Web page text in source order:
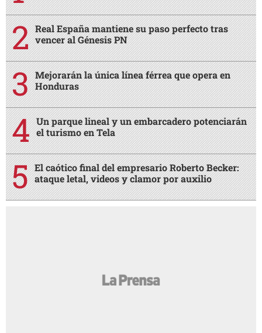
Real España mantiene su paso perfecto tras
vencer al Génesis PN
Mejorarán la única línea férrea que opera en
Honduras
Un parque lineal y un embarcadero potenciarán
el turismo en Tela
El caótico final del empresario Roberto Becker:
ataque letal, videos y clamor por auxilio